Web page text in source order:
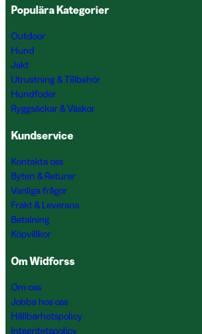
Populära Kategorier
Outdoor
Hund
Jakt
Utrustning & Tillbehör
Hundfoder
Ryggsäckar & Väskor
Kundservice
Kontakta oss
Byten & Returer
Vanliga frågor
Frakt & Leverans
Betalning
Köpvillkor
Om Widforss
Om oss
Jobba hos oss
Hållbarhetspolicy
Integritetspolicy